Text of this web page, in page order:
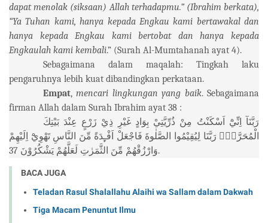
dapat menolak (siksaan) Allah terhadapmu.” (Ibrahim berkata),
“Ya Tuhan kami, hanya kepada Engkau kami bertawakal dan
hanya kepada Engkau kami bertobat dan hanya kepada
Engkaulah kami kembali.” (Surah Al-Mumtahanah ayat 4).
Sebagaimana dalam maqalah: Tingkah laku
pengaruhnya lebih kuat dibandingkan perkataan.
Empat,mencari lingkungan yang baik. Sebagaimana
firman Allah dalam Surah Ibrahim ayat 38 :
رَبَّنَآ اِنِّيْٓ اَسْكَنْتُ مِنْ ذُرِّيَّتِيْ بِوَادٍ غَيْرِ ذِيْ زَرْعٍ عِنْدَ بَيْتِكَ
الْمُحَرَّمِۙ رَبَّنَا لِيُقِيْمُوا الصَّلٰوةَ فَاجْعَلْ اَفْـِٕدَةً مِّنَ النَّاسِ تَهْوِيْٓ اِلَيْهِمْ
وَارْزُقْهُمْ مِّنَ الثَّمَرٰتِ لَعَلَّهُمْ يَشْكُرُوْنَ 37.
BACA JUGA
Teladan Rasul Shalallahu Alaihi wa Sallam dalam Dakwah
Tiga Macam Penuntut Ilmu